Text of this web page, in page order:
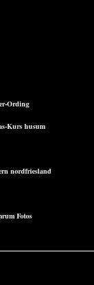
Ording
Kurs husum
nordfriesland
Fotos